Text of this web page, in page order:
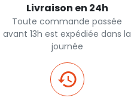
Livraison en 24h
Toute commande passée
avant 13h est expédiée dans la
journée